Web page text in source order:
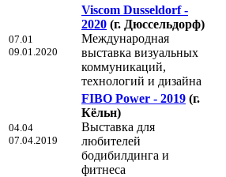
07.01
09.01.2020
Viscom Dusseldorf -
2020 (г. Дюссельдорф)
Международная
выставка визуальных
коммуникаций,
технологий и дизайна
04.04
07.04.2019
FIBO Power - 2019 (г.
Кёльн)
Выставка для
любителей
бодибилдинга и
фитнеса